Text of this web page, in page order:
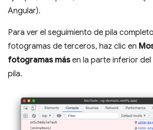
Angular).
Para ver el seguimiento de pila
fotogramas de terceros, haz clic en
fotogramas másen la parte inferior del
pila.